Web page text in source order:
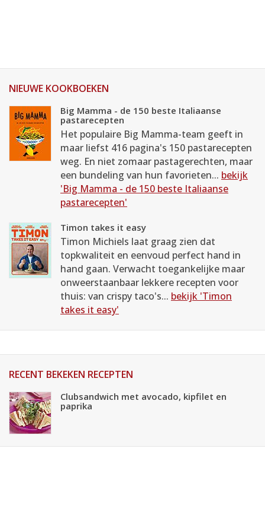
NIEUWE KOOKBOEKEN
Big Mamma - de 150 beste Italiaanse
pastarecepten
Het populaire Big Mamma-team geeft in
maar liefst 416 pagina's 150 pastarecepten
weg. En niet zomaar pastagerechten, maar
een bundeling van hun favorieten... bekijk
'Big Mamma - de 150 beste Italiaanse
pastarecepten'
Timon takes it easy
Timon Michiels laat graag zien dat
topkwaliteit en eenvoud perfect hand in
hand gaan. Verwacht toegankelijke maar
onweerstaanbaar lekkere recepten voor
thuis: van crispy taco's... bekijk 'Timon
takes it easy'
RECENT BEKEKEN RECEPTEN
Clubsandwich met avocado, kipfilet en
paprika